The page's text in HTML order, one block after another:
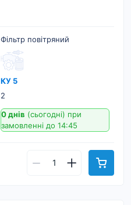
Фільтр повітряний
КУ 5
2
0 днів (сьогодні) при
замовленні до 14:45